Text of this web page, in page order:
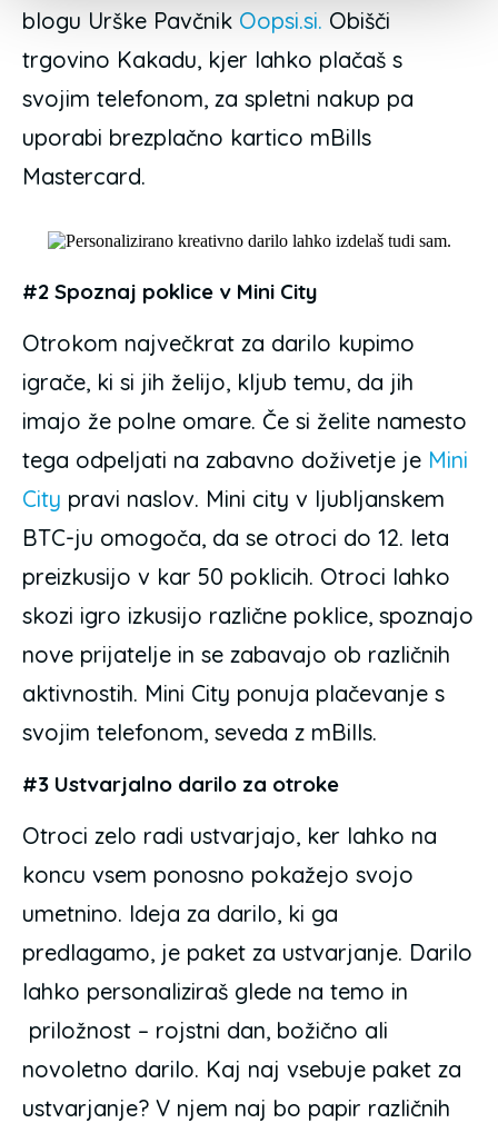
blogu Urške Pavčnik Oopsi.si. Obišči
trgovino Kakadu, kjer lahko plačaš s
svojim telefonom, za spletni nakup pa
uporabi brezplačno kartico mBills
Mastercard.
#2 Spoznaj poklice v Mini City
Otrokom največkrat za darilo kupimo
igrače, ki si jih želijo, kljub temu, da jih
imajo že polne omare. Če si želite namesto
tega odpeljati na zabavno doživetje je Mini
City pravi naslov. Mini city v ljubljanskem
BTC-ju omogoča, da se otroci do 12. leta
preizkusijo v kar 50 poklicih. Otroci lahko
skozi igro izkusijo različne poklice, spoznajo
nove prijatelje in se zabavajo ob različnih
aktivnostih. Mini City ponuja plačevanje s
svojim telefonom, seveda z mBills.
#3 Ustvarjalno darilo za otroke
Otroci zelo radi ustvarjajo, ker lahko na
koncu vsem ponosno pokažejo svojo
umetnino. Ideja za darilo, ki ga
predlagamo, je paket za ustvarjanje. Darilo
lahko personaliziraš glede na temo in
priložnost – rojstni dan, božično ali
novoletno darilo. Kaj naj vsebuje paket za
ustvarjanje? V njem naj bo papir različnih